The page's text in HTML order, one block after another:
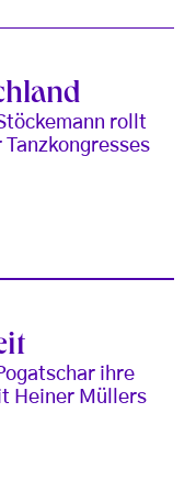
rollt
ihre
Heiner Müllers